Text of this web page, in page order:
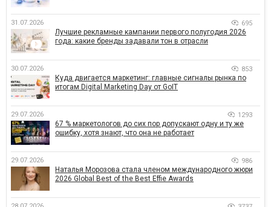
31.07.2026 695
Лучшие рекламные кампании первого полугодия 2026
года: какие бренды задавали тон в отрасли
30.07.2026 853
Куда двигается маркетинг: главные сигналы рынка по
итогам Digital Marketing Day от GoIT
29.07.2026 1293
67 % маркетологов до сих пор допускают одну и ту же
ошибку, хотя знают, что она не работает
29.07.2026 986
Наталья Морозова стала членом международного жюри
2026 Global Best of the Best Effie Awards